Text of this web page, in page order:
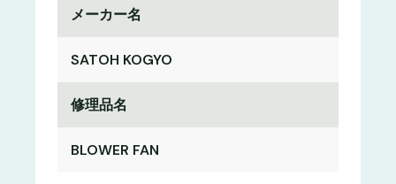
メーカー名
SATOH KOGYO
修理品名
BLOWER FAN